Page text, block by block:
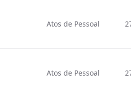
Atos de Pessoal
Atos de Pessoal